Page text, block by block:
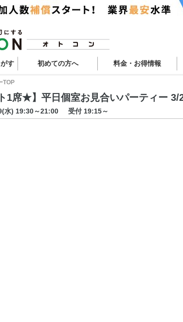
す 初めての方へ 料金・お得情報
TOP
1席★】平日個室お見合いパーティー 3/
水) 19:30～21:00 受付 19:15～